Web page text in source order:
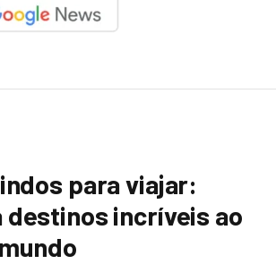
para viajar:
destinos incríveis ao